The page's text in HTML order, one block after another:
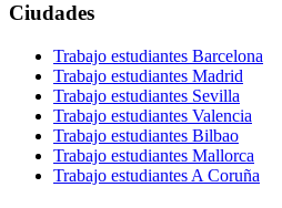
Ciudades
Trabajo estudiantes Barcelona
Trabajo estudiantes Madrid
Trabajo estudiantes Sevilla
Trabajo estudiantes Valencia
Trabajo estudiantes Bilbao
Trabajo estudiantes Mallorca
Trabajo estudiantes A Coruña